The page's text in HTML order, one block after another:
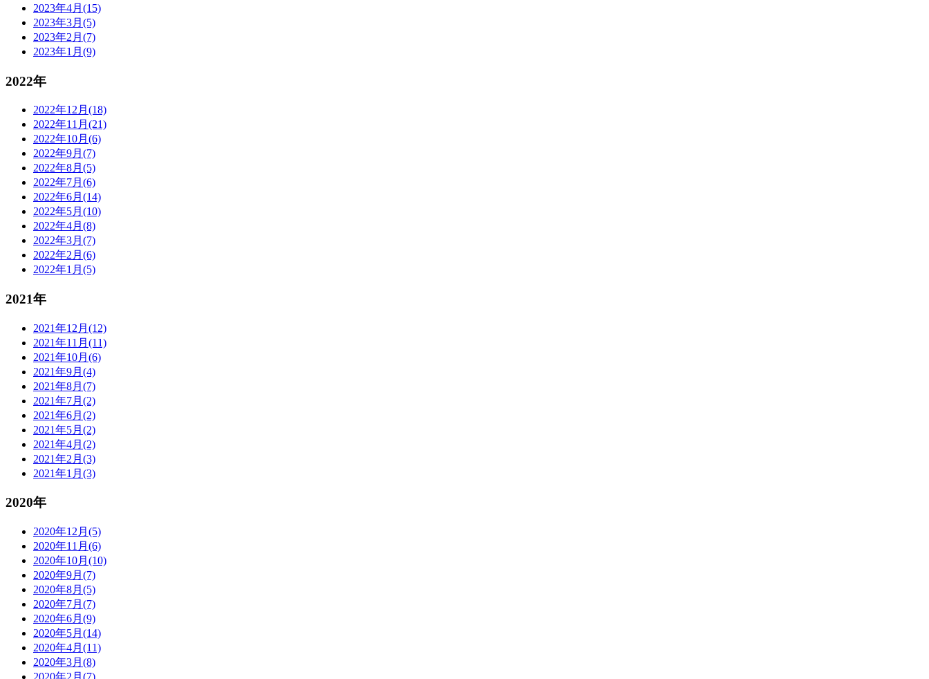
2023年4月(15)
2023年3月(5)
2023年2月(7)
2023年1月(9)
2022年
2022年12月(18)
2022年11月(21)
2022年10月(6)
2022年9月(7)
2022年8月(5)
2022年7月(6)
2022年6月(14)
2022年5月(10)
2022年4月(8)
2022年3月(7)
2022年2月(6)
2022年1月(5)
2021年
2021年12月(12)
2021年11月(11)
2021年10月(6)
2021年9月(4)
2021年8月(7)
2021年7月(2)
2021年6月(2)
2021年5月(2)
2021年4月(2)
2021年2月(3)
2021年1月(3)
2020年
2020年12月(5)
2020年11月(6)
2020年10月(10)
2020年9月(7)
2020年8月(5)
2020年7月(7)
2020年6月(9)
2020年5月(14)
2020年4月(11)
2020年3月(8)